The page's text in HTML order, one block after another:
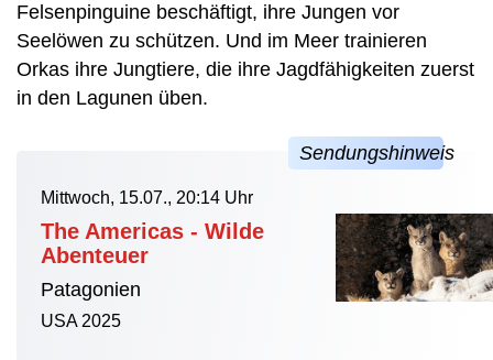
Felsenpinguine beschäftigt, ihre Jungen vor
Seelöwen zu schützen. Und im Meer trainieren
Orkas ihre Jungtiere, die ihre Jagdfähigkeiten zuerst
in den Lagunen üben.
Mittwoch, 15.07., 20:14 Uhr
The Americas - Wilde
Abenteuer
Patagonien
USA 2025